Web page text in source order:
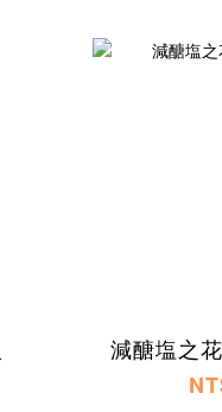
減醣塩之